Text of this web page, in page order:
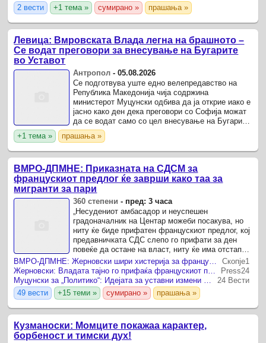
2 вести
+1 тема » сумирано » прашања »
Левица: Вмровската Влада легна на брашното –
Се водат преговори за внесување на Бугарите
во Уставот
Антропол -05.08.2026
Се подготвува уште едно велепредавство на
Република Македонија чија содржина
министерот Муцунски одбива да ја открие иако е
јасно како ден дека преговори со Софија можат
да се водат само со цел внесување на Бугарите
во Уставот на Република Македонија.
+1 тема » прашања »
ВМРО-ДПМНЕ: Приказната на СДСМ за
францускиот предлог ќе заврши како таа за
мигранти за пари
360 степени - пред: 3 часа
„Несудениот амбасадор и неуспешен
градоначалник на Центар можеби посакува, но
ниту ќе биде прифатен францускиот предлог, кој
предавничката СДС слепо го прифати за ден
повеќе да остане на власт, ниту ќе има отстапки
од веќе утврдени позиции.
ВМРО-ДПМНЕ: Жерновски шири хистерија за францускиот предлог, институциите веќе го демантираа
Скопје1
Жерновски: Владата тајно го прифаќа францускиот предлог што во опозиција го напаѓаше
Press24
Муцунски за „Политико“: Идејата за уставни измени стана политички токсична, СДСМ тврди дека власта преговара за прифаќање на францускиот предлог
24 Вести
49 вести
+15 теми » сумирано » прашања »
Кузманоски: Момците покажаа карактер,
борбеност и тимски дух!